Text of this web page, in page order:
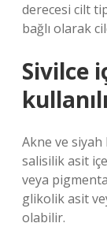
derecesi cilt
bağlı olarak
Sivilce
Akne ve
salisilik asit
veya
glikolik asit
olabilir.